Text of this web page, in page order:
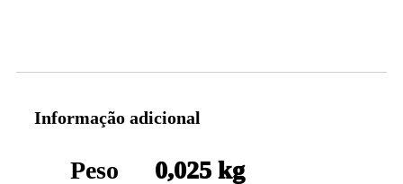
Informação adicional
Peso
0,025 kg